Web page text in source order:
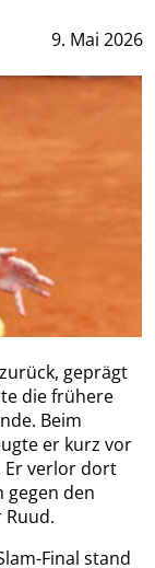
9. Mai 2026
geprägt
die frühere
Beim
er kurz vor
Er verlor dort
gegen den
Ruud.
Final stand